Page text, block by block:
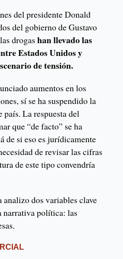
del presidente Donald
del gobierno de Gustavo
drogas han llevado las
Estados Unidos y
de tensión.
aumentos en los
sí se ha suspendido la
país. La respuesta del
que “de facto” se ha
de si eso es jurídicamente
de revisar las cifras
de este tipo convendría
analizo dos variables clave
narrativa política: las